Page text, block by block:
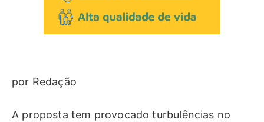
por Redação
A proposta tem provocado turbulências no